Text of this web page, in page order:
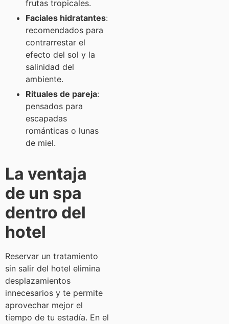
frutas tropicales.
Faciales hidratantes:
recomendados para
contrarrestar el
efecto del sol y la
salinidad del
ambiente.
Rituales de pareja:
pensados para
escapadas
románticas o lunas
de miel.
La ventaja
de un spa
dentro del
hotel
Reservar un tratamiento
sin salir del hotel elimina
desplazamientos
innecesarios y te permite
aprovechar mejor el
tiempo de tu estadía. En el